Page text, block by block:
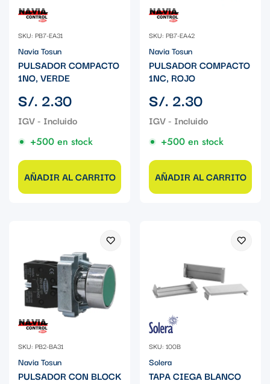
SKU: PB7-EA31
Navia Tosun
PULSADOR COMPACTO
1NO, VERDE
Precio
regular
S/. 2.30
+500 en stock
AÑADIR AL CARRITO
SKU: PB7-EA42
Navia Tosun
PULSADOR COMPACTO
1NC, ROJO
Precio
regular
S/. 2.30
+500 en stock
AÑADIR AL CARRITO
SKU: PB2-BA31
Navia Tosun
PULSADOR CON BLOCK
SKU: 100B
Solera
TAPA CIEGA BLANCO